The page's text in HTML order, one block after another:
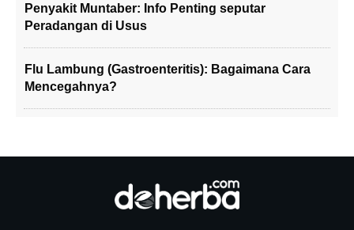
Penyakit Muntaber: Info Penting seputar
Peradangan di Usus
Flu Lambung (Gastroenteritis): Bagaimana Cara
Mencegahnya?